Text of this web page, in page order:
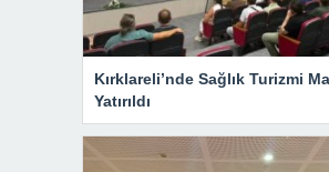
Kırklareli’nde Sağlık Turizmi
Yatırıldı